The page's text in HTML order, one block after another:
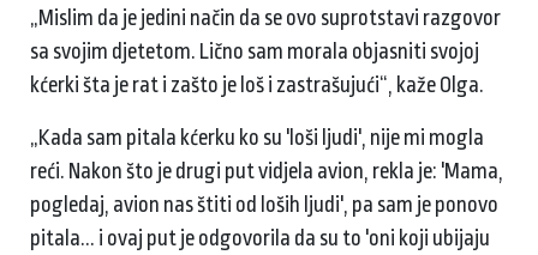
„Mislim da je jedini način da se ovo suprotstavi razgovor
sa svojim djetetom. Lično sam morala objasniti svojoj
kćerki šta je rat i zašto je loš i zastrašujući“, kaže Olga.
„Kada sam pitala kćerku ko su 'loši ljudi', nije mi mogla
reći. Nakon što je drugi put vidjela avion, rekla je: 'Mama,
pogledaj, avion nas štiti od loših ljudi', pa sam je ponovo
pitala... i ovaj put je odgovorila da su to 'oni koji ubijaju